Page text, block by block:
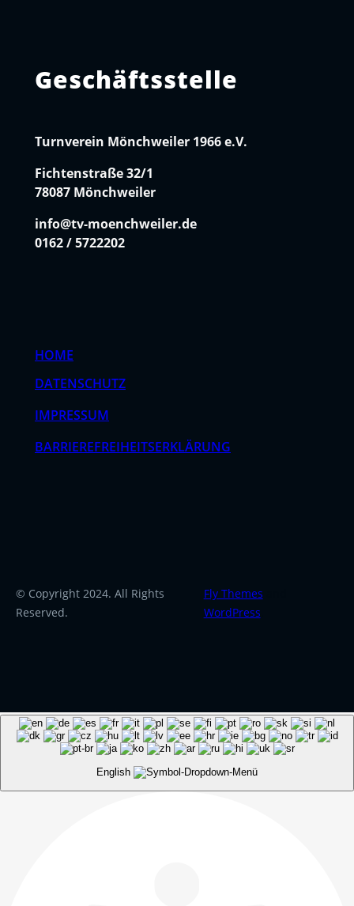
Geschäftsstelle
Turnverein Mönchweiler 1966 e.V.
Fichtenstraße 32/1
78087 Mönchweiler
info@tv-moenchweiler.de
0162 / 5722202
HOME
DATENSCHUTZ
IMPRESSUM
BARRIEREFREIHEITSERKLÄRUNG
© Copyright 2024. All Rights
Reserved.
Fly Themes
WordPress
English